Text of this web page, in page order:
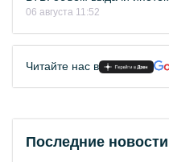
06 августа 11:52
Читайте нас в
Последние новости